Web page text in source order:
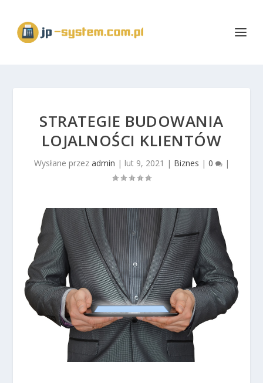
STRATEGIE BUDOWANIA
LOJALNOŚCI KLIENTÓW
Wysłane przez admin | lut 9, 2021 | Biznes | 0 |